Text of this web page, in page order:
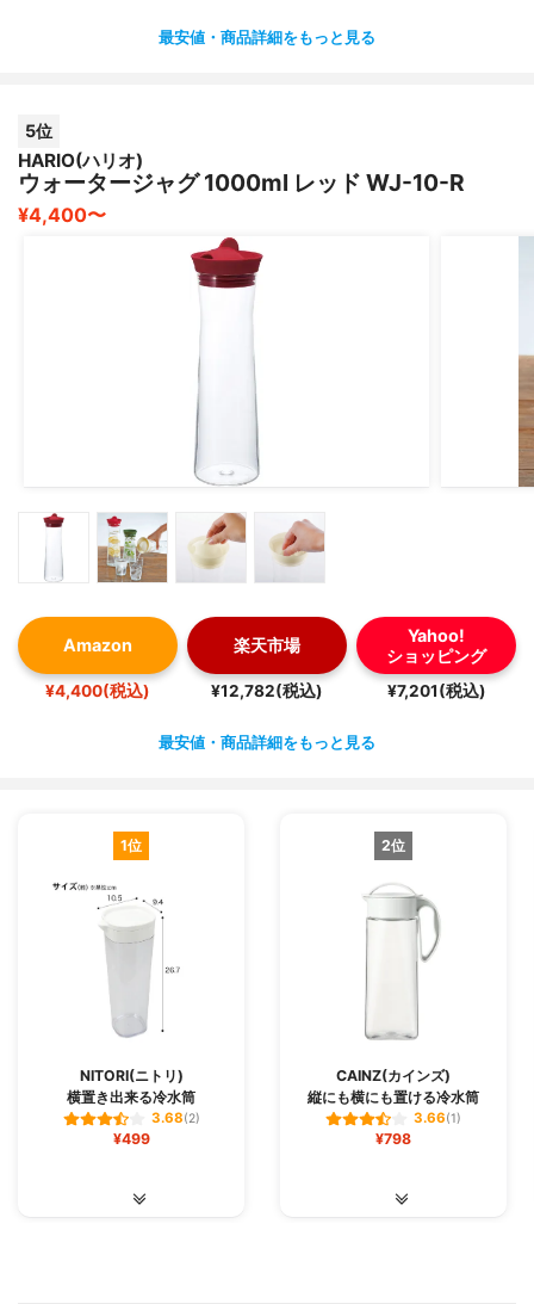
最安値・商品詳細をもっと見る
5位
HARIO(ハリオ)
ウォータージャグ 1000ml レッド WJ-10-R
¥4,400〜
Amazon
¥4,400(税込)
楽天市場
¥12,782(税込)
Yahoo!
ショッピング
¥7,201(税込)
最安値・商品詳細をもっと見る
1位
NITORI(ニトリ)
横置き出来る冷水筒
3.68(2)
¥499
2位
CAINZ(カインズ)
縦にも横にも置ける冷水筒
3.66(1)
¥798